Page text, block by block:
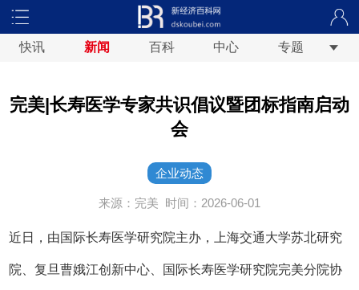
快讯 新闻 百科 中心 专题
完美|长寿医学专家共识倡议暨团标指南启动
会
企业动态
来源：完美 时间：2026-06-01
近日，由国际长寿医学研究院主办，上海交通大学苏北研究
院、复旦曹娥江创新中心、国际长寿医学研究院完美分院协